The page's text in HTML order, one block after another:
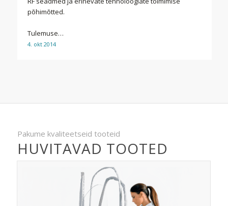
põhimõtted.
Tulemuse…
4. okt 2014
Pakume kvaliteetseid tooteid
HUVITAVAD TOOTED